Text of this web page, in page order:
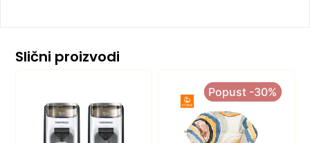
Slični proizvodi
Popust -30%
Popust -30%